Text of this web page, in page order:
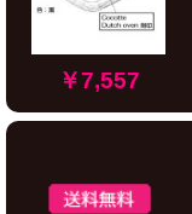
￥7,557